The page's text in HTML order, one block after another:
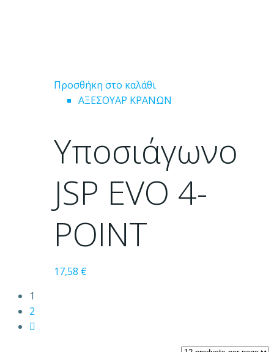
Προσθήκη στο καλάθι
ΑΞΕΣΟΥΑΡ ΚΡΑΝΩΝ
Υποσιάγωνο
JSP EVO 4-
POINT
17,58 €
1
2